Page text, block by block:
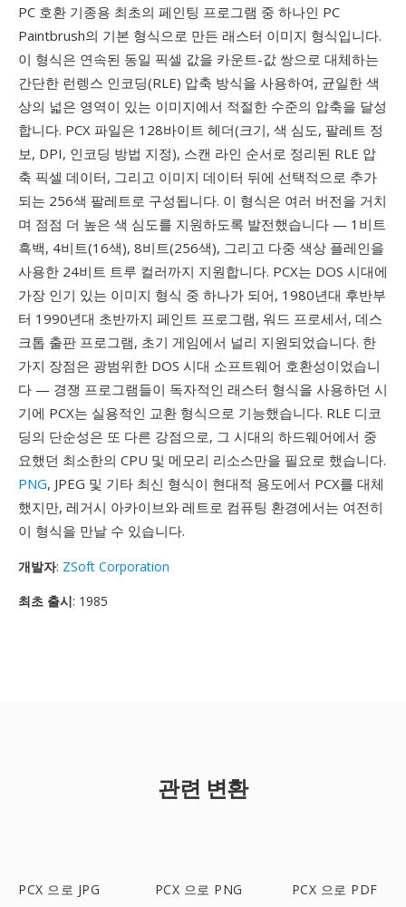
PC 호환 기종용 최초의 페인팅 프로그램 중 하나인 PC
Paintbrush의 기본 형식으로 만든 래스터 이미지 형식입니다.
이 형식은 연속된 동일 픽셀 값을 카운트-값 쌍으로 대체하는
간단한 런렝스 인코딩(RLE) 압축 방식을 사용하여, 균일한 색
상의 넓은 영역이 있는 이미지에서 적절한 수준의 압축을 달성
합니다. PCX 파일은 128바이트 헤더(크기, 색 심도, 팔레트 정
보, DPI, 인코딩 방법 지정), 스캔 라인 순서로 정리된 RLE 압
축 픽셀 데이터, 그리고 이미지 데이터 뒤에 선택적으로 추가
되는 256색 팔레트로 구성됩니다. 이 형식은 여러 버전을 거치
며 점점 더 높은 색 심도를 지원하도록 발전했습니다 — 1비트
흑백, 4비트(16색), 8비트(256색), 그리고 다중 색상 플레인을
사용한 24비트 트루 컬러까지 지원합니다. PCX는 DOS 시대에
가장 인기 있는 이미지 형식 중 하나가 되어, 1980년대 후반부
터 1990년대 초반까지 페인트 프로그램, 워드 프로세서, 데스
크톱 출판 프로그램, 초기 게임에서 널리 지원되었습니다. 한
가지 장점은 광범위한 DOS 시대 소프트웨어 호환성이었습니
다 — 경쟁 프로그램들이 독자적인 래스터 형식을 사용하던 시
기에 PCX는 실용적인 교환 형식으로 기능했습니다. RLE 디코
딩의 단순성은 또 다른 강점으로, 그 시대의 하드웨어에서 중
요했던 최소한의 CPU 및 메모리 리소스만을 필요로 했습니다.
PNG, JPEG 및 기타 최신 형식이 현대적 용도에서 PCX를 대체
했지만, 레거시 아카이브와 레트로 컴퓨팅 환경에서는 여전히
이 형식을 만날 수 있습니다.
개발자: ZSoft Corporation
최초 출시: 1985
관련 변환
PCX 으로 JPG PCX 으로 PNG PCX 으로 PDF